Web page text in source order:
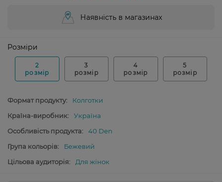
Наявність в магазинах
Розміри
2
розмір
3
розмір
4
розмір
5
розмір
Формат продукту:
Колготки
Країна-виробник:
Україна
Особливість продукта:
40 Den
Група кольорів:
Бежевий
Цільова аудиторія:
Для жінок